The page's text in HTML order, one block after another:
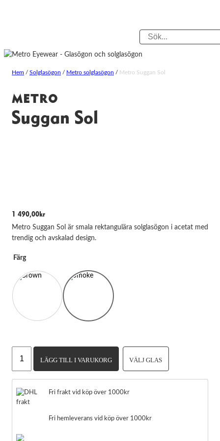
Hem / Solglasögon / Metro solglasögon / Metro Suggan Sol
METRO
Suggan Sol
1 490,00 kr
Metro Suggan Sol är smala rektangulära solglasögon i acetat med
trendig och avskalad design.
Färg
Suggan
Sol
LÄGG TILL I VARUKORG VÄLJ GLAS
Fri frakt vid köp över 1000kr
Fri hemleverans vid köp över 1000kr
går inte att
välja bort.
över huvud